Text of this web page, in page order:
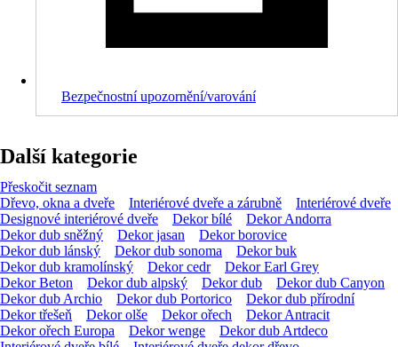
Bezpečnostní upozornění/varování
Další kategorie
Přeskočit seznam
Dřevo, okna a dveře
Interiérové dveře a zárubně
Interiérové dveře
Designové interiérové dveře
Dekor bílé
Dekor Andorra
Dekor dub sněžný
Dekor jasan
Dekor borovice
Dekor dub lánský
Dekor dub sonoma
Dekor buk
Dekor dub kramolínský
Dekor cedr
Dekor Earl Grey
Dekor Beton
Dekor dub alpský Dekor dub
Dekor dub Canyon
Dekor dub Archio
Dekor dub Portorico
Dekor dub přírodní
Dekor třešeň
Dekor olše Dekor ořech
Dekor Antracit
Dekor ořech Europa
Dekor wenge
Dekor dub Artdeco